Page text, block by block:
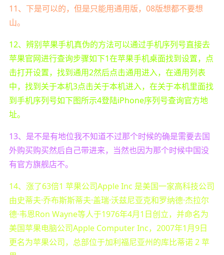
11、下是可以的，但是只能用通用版，08版想都不要想
山。
12、辨别苹果手机真伪的方法可以通过手机序列号直接去
苹果官网进行查询步骤如下1在苹果手机桌面找到设置，点
击打开设置，找到通用2然后点击通用进入，在通用列表
中，找到关于本机3点击关于本机进入，在关于本机里面找
到手机序列号如下图所示4登陆iPhone序列号查询官方地
址。
13、是不是有地位我不知道不过那个时候的确是需要去国
外购买购买然后自己带进来，当然也因为那个时候中国没
有官方旗舰店不。
14、涨了63倍1 苹果公司Apple Inc 是美国一家高科技公司
由史蒂夫·乔布斯斯蒂夫·盖瑞·沃兹尼亚克和罗纳德·杰拉尔
德·韦恩Ron Wayne等人于1976年4月1日创立，并命名为
美国苹果电脑公司Apple Computer Inc，2007年1月9日
更名为苹果公司，总部位于加利福尼亚州的库比蒂诺 2 苹